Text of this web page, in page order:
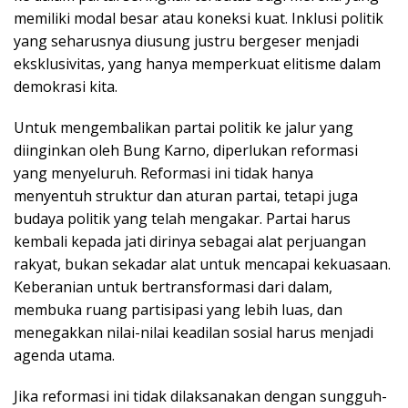
memiliki modal besar atau koneksi kuat. Inklusi politik
yang seharusnya diusung justru bergeser menjadi
eksklusivitas, yang hanya memperkuat elitisme dalam
demokrasi kita.
Untuk mengembalikan partai politik ke jalur yang
diinginkan oleh Bung Karno, diperlukan reformasi
yang menyeluruh. Reformasi ini tidak hanya
menyentuh struktur dan aturan partai, tetapi juga
budaya politik yang telah mengakar. Partai harus
kembali kepada jati dirinya sebagai alat perjuangan
rakyat, bukan sekadar alat untuk mencapai kekuasaan.
Keberanian untuk bertransformasi dari dalam,
membuka ruang partisipasi yang lebih luas, dan
menegakkan nilai-nilai keadilan sosial harus menjadi
agenda utama.
Jika reformasi ini tidak dilaksanakan dengan sungguh-